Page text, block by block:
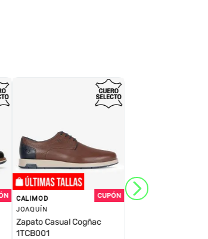
CALIMOD
JOAQUÍN
Zapato Casual Cogñac
1TCB001